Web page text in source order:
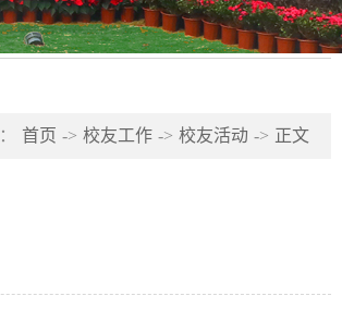
首页 -> 校友工作 -> 校友活动 -> 正文